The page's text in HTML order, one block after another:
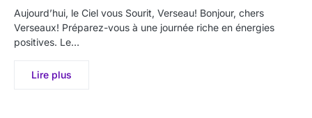
Aujourd’hui, le Ciel vous Sourit, Verseau! Bonjour, chers
Verseaux! Préparez-vous à une journée riche en énergies
positives. Le…
Lire plus